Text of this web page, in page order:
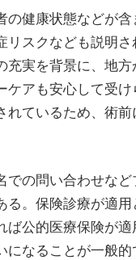
健康状態などが
スクなども説明
実を背景に、地
アも安心して受
ているため、術
の問い合わせな
。保険診療が適
公的医療保険が
なることが一般